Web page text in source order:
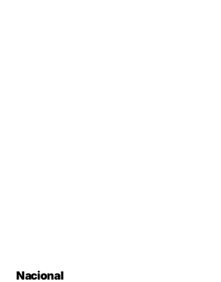
Nacional